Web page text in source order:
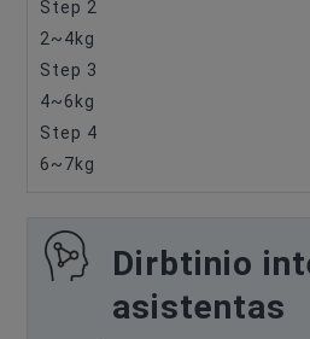
Step 2
2~4kg
Step 3
4~6kg
Step 4
6~7kg
Dirbtinio
asistentas